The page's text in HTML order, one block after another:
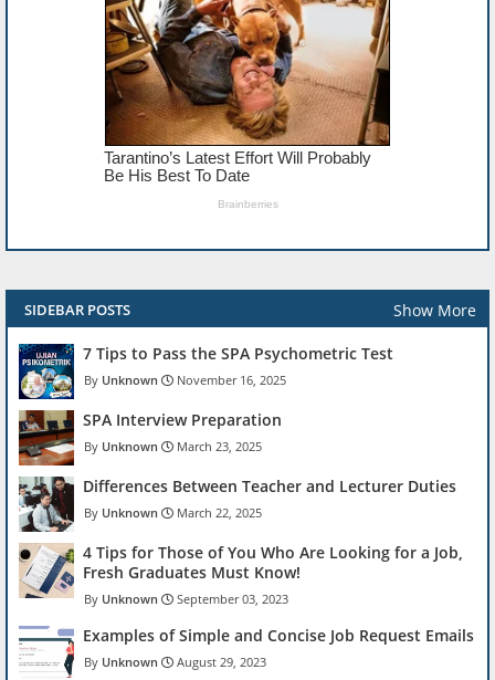
SIDEBAR POSTS Show More
7 Tips to Pass the SPA Psychometric Test
Unknown November 16, 2025
SPA Interview Preparation
Unknown March 23, 2025
Differences Between Teacher and Lecturer Duties
Unknown March 22, 2025
4 Tips for Those of You Who Are Looking for a Job,
Fresh Graduates Must Know!
Unknown September 03, 2023
Examples of Simple and Concise Job Request Emails
Unknown August 29, 2023